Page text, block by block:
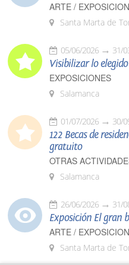
ARTE /
Santa Marta de
05/06/2026 31/
Visibilizar lo elegido
EXPOSICIONES
Salamanca
01/07/2026 30/
122 Becas de
gratuito
OTRAS
Salamanca
26/06/2026 31/
Exposición El gran
ARTE /
Santa Marta de